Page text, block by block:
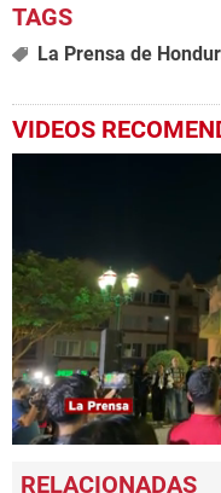
La Prensa de
VIDEOS
seconds